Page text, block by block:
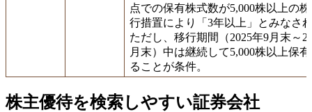
点での保有株式数が5,000株以上の
行措置により「3年以上」とみなさ
ただし、移行期間（2025年9月末～
月末）中は継続して5,000株以上保
ることが条件。
株主優待を検索しやすい証券会社